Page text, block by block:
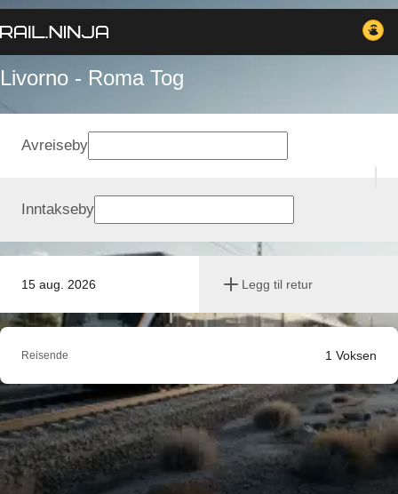
Livorno - Roma Tog
15 aug. 2026 Legg til retur
Avreiseby
Inntakseby
Reisende 1 Voksen